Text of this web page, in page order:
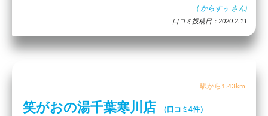
( からすぅ さん)
口コミ投稿日：2020.2.11
駅から1.43km
笑がおの湯千葉寒川店 （口コミ4件）